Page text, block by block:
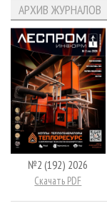
АРХИВ ЖУРНАЛОВ
№2 (192) 2026
Скачать PDF